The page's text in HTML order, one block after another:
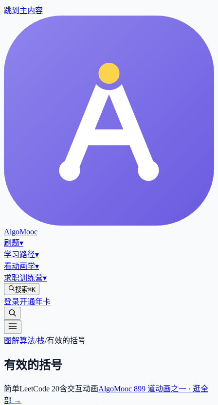
跳到主内容
AlgoMooc
刷题▾
学习路径▾
看动画学▾
求职训练营▾
搜索⌘K
登录开通年卡
图解算法/栈/有效的括号
有效的括号
简单LeetCode 20含交互动画AlgoMooc 899 道动画之一 · 逛全
部 →